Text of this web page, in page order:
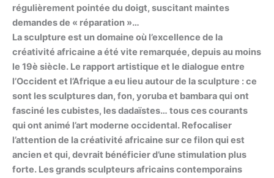
régulièrement pointée du doigt, suscitant maintes
demandes de « réparation »…
La sculpture est un domaine où l’excellence de la
créativité africaine a été vite remarquée, depuis au moins
le 19è siècle. Le rapport artistique et le dialogue entre
l’Occident et l’Afrique a eu lieu autour de la sculpture : ce
sont les sculptures dan, fon, yoruba et bambara qui ont
fasciné les cubistes, les dadaïstes… tous ces courants
qui ont animé l’art moderne occidental. Refocaliser
l’attention de la créativité africaine sur ce filon qui est
ancien et qui, devrait bénéficier d’une stimulation plus
forte. Les grands sculpteurs africains contemporains